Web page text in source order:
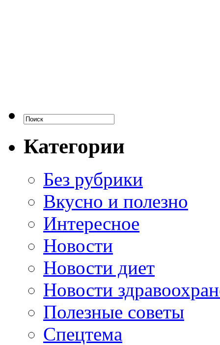
Категории
Без рубрики
Вкусно и полезно
Интересное
Новости
Новости диет
Новости
Полезные советы
Спецтема